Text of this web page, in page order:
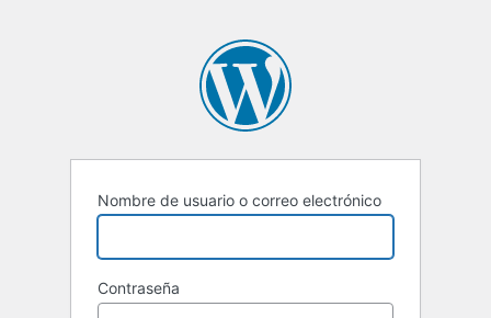
Nombre de usuario o correo electrónico
Contraseña